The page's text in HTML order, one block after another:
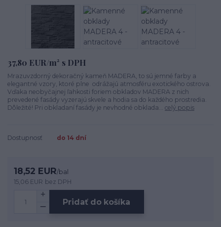
37,80 EUR/m² s DPH
Mrazuvzdorný dekoračný kameň MADERA, to sú jemné farby a
elegantné vzory, ktoré plne odrážajú atmosféru exotického ostrova.
Vďaka neobyčajnej ľahkosti foriem obkladov MADERA z nich
prevedené fasády vyzerajú skvele a hodia sa do každého prostredia.
Dôležité! Pri obkladaní fasády je nevhodné obklada... celý popis
Dostupnosť do 14 dní
18,52 EUR/bal
15,06 EUR bez DPH
Pridať do košíka